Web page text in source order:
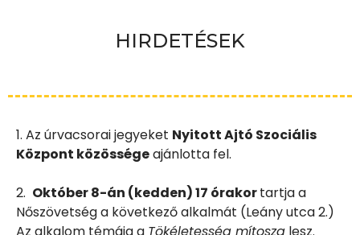
HIRDETÉSEK
1. Az úrvacsorai jegyeket Nyitott Ajtó Szociális
Központ közösségeajánlotta fel.
2. Október 8-án (kedden) 17 órakortartja a
Nőszövetség a következő alkalmát (Leány utca 2.)
Az alkalom témája a Tökéletesség mítosza lesz.